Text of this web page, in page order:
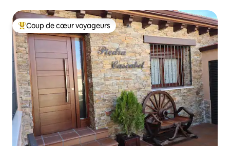
Coup de cœur voyageurs parmi les plus aimés
Coup de cœur voyageurs